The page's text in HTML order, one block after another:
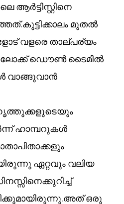
ആർട്ടിസ്റ്റിനെ
മുതൽ
വളരെ താല്പര്യം
ലോക്ക് ഡൌൺ ടൈമിൽ
വാങ്ങുവാൻ
ഹാമ്പറുകൾ
ഏറ്റവും വലിയ
ഒരു